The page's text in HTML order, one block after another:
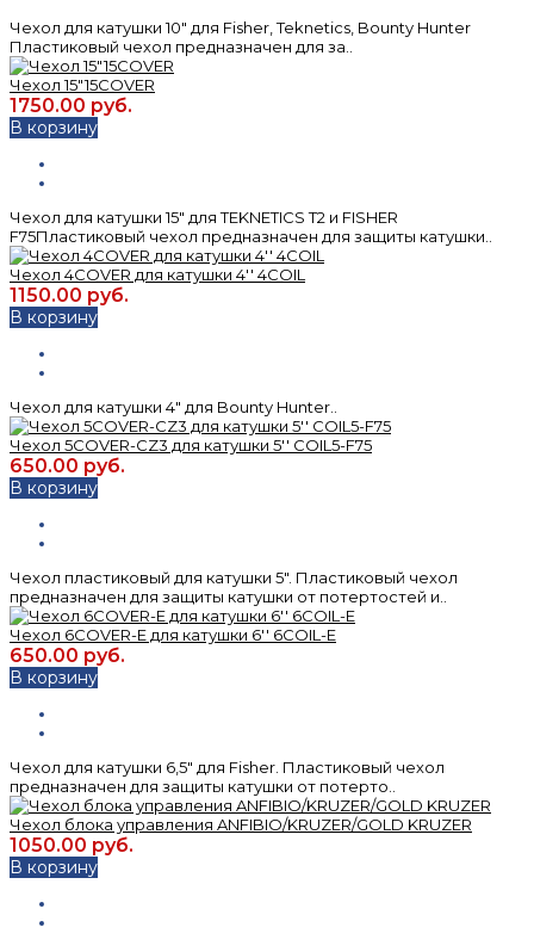
Чехол для катушки 10" для Fisher, Teknetics, Bounty Hunter
Пластиковый чехол предназначен для за..
Чехол 15"15COVER
1750.00 руб.
В корзину
Чехол для катушки 15" для TEKNETICS Т2 и FISHER
F75Пластиковый чехол предназначен для защиты катушки..
Чехол 4COVER для катушки 4'' 4COIL
1150.00 руб.
В корзину
Чехол для катушки 4" для Bounty Hunter..
Чехол 5COVER-CZ3 для катушки 5'' COIL5-F75
650.00 руб.
В корзину
Чехол пластиковый для катушки 5". Пластиковый чехол
предназначен для защиты катушки от потертостей и..
Чехол 6COVER-E для катушки 6'' 6COIL-E
650.00 руб.
В корзину
Чехол для катушки 6,5" для Fisher. Пластиковый чехол
предназначен для защиты катушки от потерто..
Чехол блока управления ANFIBIO/KRUZER/GOLD KRUZER
1050.00 руб.
В корзину